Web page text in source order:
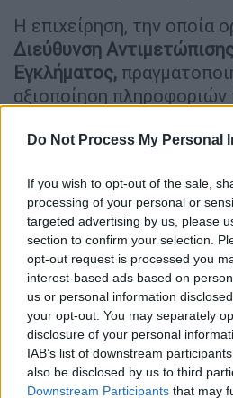
Do Not Process My Personal
If you wish to opt-out of the sale,
processing of your personal or
targeted advertising by us, please
section to confirm your selection.
opt-out request is processed you
interest-based ads based on
us or personal information
your opt-out. You may separately
disclosure of your personal
IAB’s list of downstream
also be disclosed by us to third
Downstream Participants that may
Η επιχείρηση, την οποία
Διεύθυνση
Εγκλήματος,
αξιοποίηση πληροφοριών
Υποδιεύθυνσης Δίωξης
συνεργασία αστυνομικών
της Διεύθυνσης
πλαίσιο της
τέσσερις άνδρες,
ετών –τρεις Έλληνες
κατηγορούμενοι, κατά
διακίνηση ναρκωτικών,
κατά υπαλλήλων και
σωματικής βλάβης.